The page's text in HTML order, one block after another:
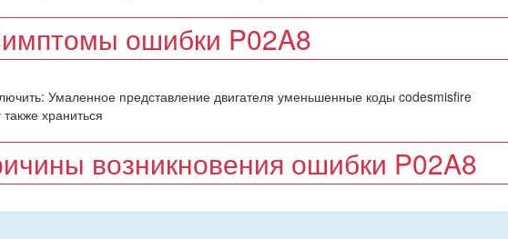
ошибки P02A8
Умаленное представление двигателя уменьшенные коды codesmisfire
храниться
возникновения ошибки P02A8